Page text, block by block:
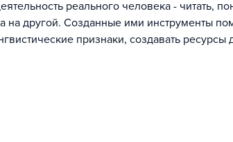
реального человека - читать,
на другой. Созданные ими инструменты
признаки, создавать ресурсы